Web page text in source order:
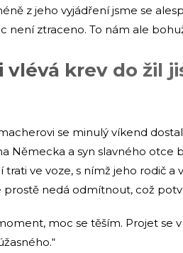
z jeho vyjádření jsme se
není ztraceno. To nám ale
vlévá krev do žil
se minulý víkend
Německa a syn slavného otce
ve voze, s nímž jeho rodič a
prostě nedá odmítnout, což
moc se těším. Projet se